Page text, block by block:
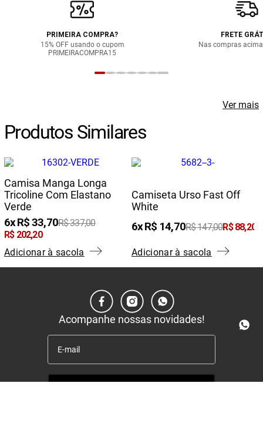
PRIMEIRA COMPRA?
15% OFF usando o cupom
PRIMEIRACOMPRA15
FRETE
Nas compras
Produtos Similares
Camisa Manga Longa
Tricoline Com Elastano
Verde
6 R$33,70R$337,00
R$ 202,20
Adicionar à sacola
Camiseta Urso Fast Off
White
6 R$ 14,70R$147,00R$ 88,20
Adicionar à sacola
Ver mais
Acompanhe nossas novidades!